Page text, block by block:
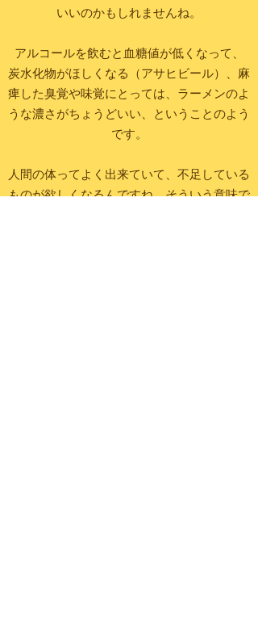
いいのかもしれませんね。
アルコールを飲むと血糖値が低くなって、
炭水化物がほしくなる（アサヒビール）、麻
痺した臭覚や味覚にとっては、ラーメンのよ
うな濃さがちょうどいい、ということのよう
です。
人間の体ってよく出来ていて、不足している
ものが欲しくなるんですね。そういう意味で